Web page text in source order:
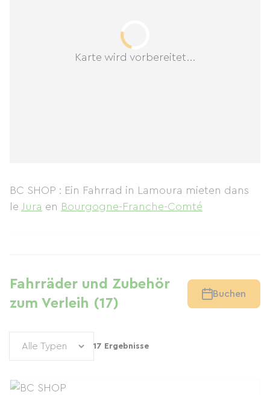
Karte wird vorbereitet...
BC SHOP : Ein Fahrrad in Lamoura mieten dans
le Jura en Bourgogne-Franche-Comté
Fahrräder und Zubehör
zum Verleih (17)
Buchen
17 Ergebnisse